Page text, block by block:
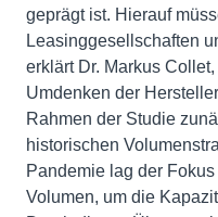
geprägt ist. Hierauf
Leasinggesellschaften
erklärt Dr. Markus
Umdenken der
Rahmen der Studie
historischen
Pandemie lag der
Volumen, um die